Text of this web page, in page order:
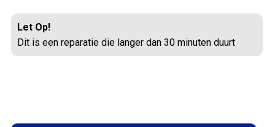
Let Op!
Dit is een reparatie die langer dan 30 minuten duurt